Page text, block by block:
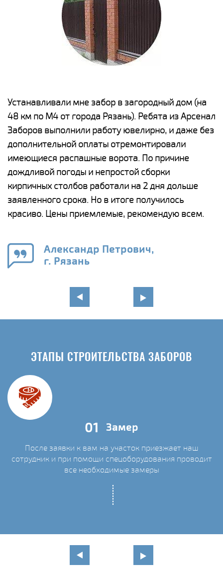
Устанавливали мне забор в загородный дом (на
48 км по М4 от города Рязань). Ребята из Арсенал
Заборов выполнили работу ювелирно, и даже без
дополнительной оплаты отремонтировали
имеющиеся распашные ворота. По причине
дождливой погоды и непростой сборки
кирпичных столбов работали на 2 дня дольше
заявленного срока. Но в итоге получилось
красиво. Цены приемлемые, рекомендую всем.
Александр Петрович,
г. Рязань
ЭТАПЫ СТРОИТЕЛЬСТВА ЗАБОРОВ
01 Замер
После заявки к вам на участок приезжает наш
сотрудник и при помощи спецоборудования проводит
все необходимые замеры